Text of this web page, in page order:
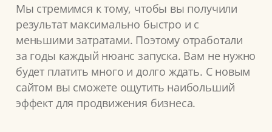
Мы стремимся к тому, чтобы вы получили
результат максимально быстро и с
меньшими затратами. Поэтому отработали
за годы каждый нюанс запуска. Вам не нужно
будет платить много и долго ждать. С новым
сайтом вы сможете ощутить наибольший
эффект для продвижения бизнеса.